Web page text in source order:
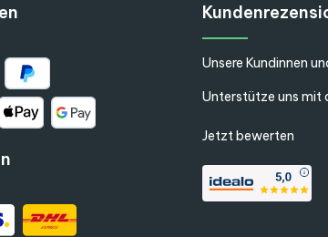
Unsere Kundinnen
Unterstütze uns mit
Jetzt bewerten